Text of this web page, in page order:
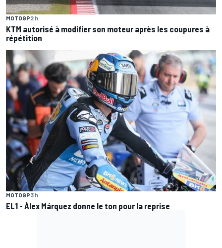
MOTOGP2 h
KTM autorisé à modifier son moteur après les coupures à
répétition
MOTOGP3 h
EL1 - Álex Márquez donne le ton pour la reprise